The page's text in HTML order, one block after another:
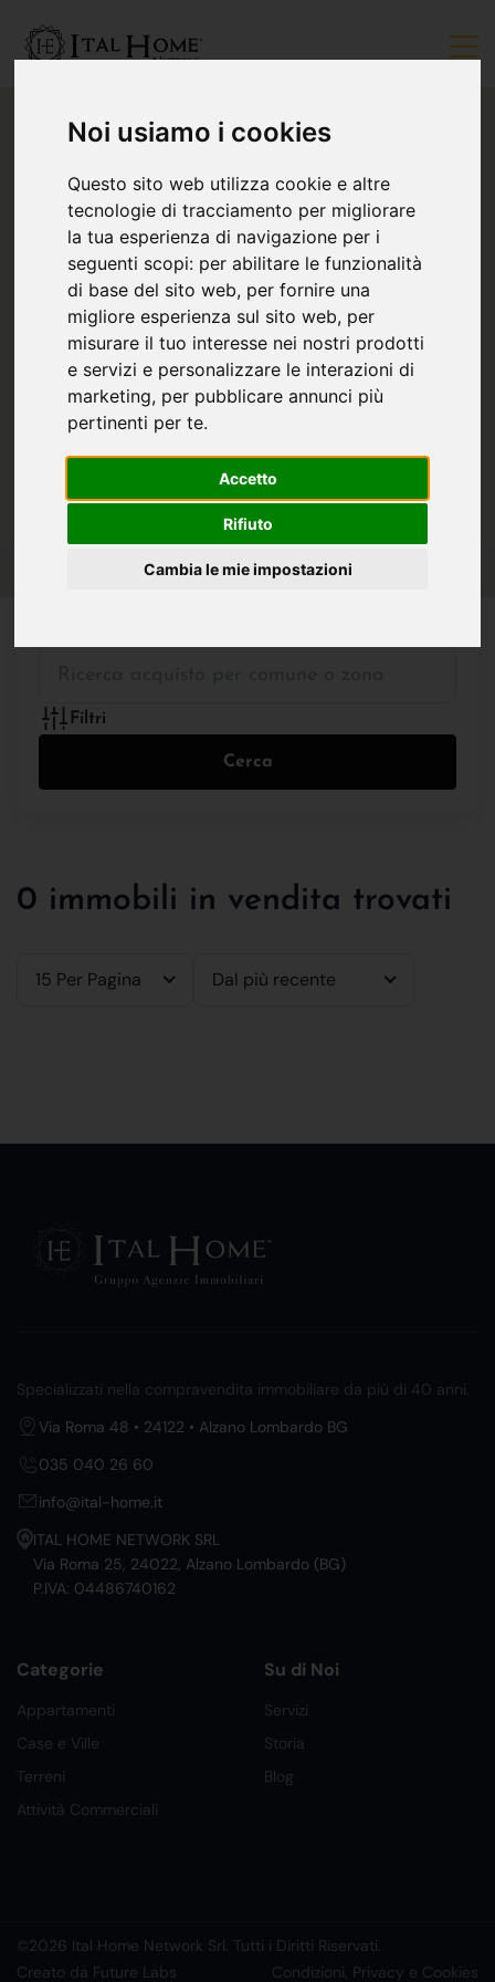
Noi usiamo i cookies
Questo sito web utilizza cookie e altre
tecnologie di tracciamento per migliorare
la tua esperienza di navigazione per i
seguenti scopi: per abilitare le funzionalità
di base del sito web, per fornire una
migliore esperienza sul sito web, per
misurare il tuo interesse nei nostri prodotti
e servizi e personalizzare le interazioni di
marketing, per pubblicare annunci più
pertinenti per te.
Accetto
Rifiuto
Cambia le mie impostazioni
Filtri
Cerca
0 immobili in vendita trovati
15 Per Pagina Dal più recente
Specializzati nella compravendita immobiliare da più di 40 anni.
Via Roma 48 • 24122 • Alzano Lombardo BG
035 040 26 60
info@ital-home.it
ITAL HOME NETWORK SRL
Via Roma 25, 24022, Alzano Lombardo (BG)
P.IVA: 04486740162
Categorie
Appartamenti
Case e Ville
Terreni
Attività Commerciali
Su di Noi
Servizi
Storia
Blog
©2026 Ital Home Network Srl. Tutti i Diritti Riservati.
Creato da Future Labs
Condizioni, Privacy e Cookies